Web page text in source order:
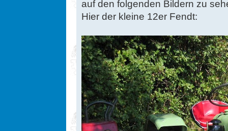
auf den folgenden Bildern zu
Hier der kleine 12er Fendt: